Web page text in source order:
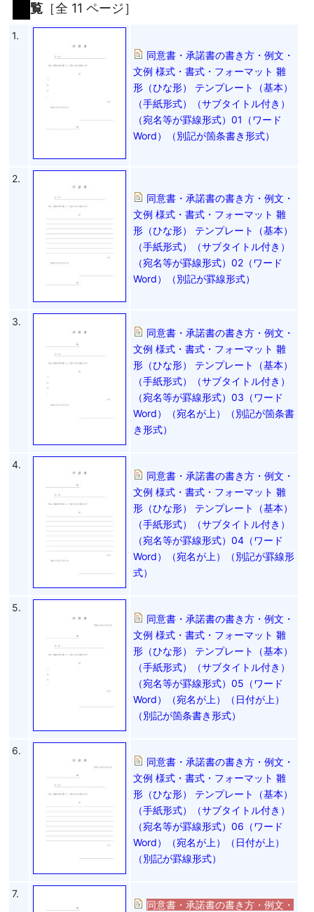
覧 ［全 11 ページ］
1.
同意書・承諾書の書き方・例文・
文例 様式・書式・フォーマット 雛
形（ひな形） テンプレート（基本）
（手紙形式）（サブタイトル付き）
（宛名等が罫線形式）01（ワード
Word）（別記が箇条書き形式）
2.
同意書・承諾書の書き方・例文・
文例 様式・書式・フォーマット 雛
形（ひな形） テンプレート（基本）
（手紙形式）（サブタイトル付き）
（宛名等が罫線形式）02（ワード
Word）（別記が罫線形式）
3.
同意書・承諾書の書き方・例文・
文例 様式・書式・フォーマット 雛
形（ひな形） テンプレート（基本）
（手紙形式）（サブタイトル付き）
（宛名等が罫線形式）03（ワード
Word）（宛名が上）（別記が箇条書
き形式）
4.
同意書・承諾書の書き方・例文・
文例 様式・書式・フォーマット 雛
形（ひな形） テンプレート（基本）
（手紙形式）（サブタイトル付き）
（宛名等が罫線形式）04（ワード
Word）（宛名が上）（別記が罫線形
式）
5.
同意書・承諾書の書き方・例文・
文例 様式・書式・フォーマット 雛
形（ひな形） テンプレート（基本）
（手紙形式）（サブタイトル付き）
（宛名等が罫線形式）05（ワード
Word）（宛名が上）（日付が上）
（別記が箇条書き形式）
6.
同意書・承諾書の書き方・例文・
文例 様式・書式・フォーマット 雛
形（ひな形） テンプレート（基本）
（手紙形式）（サブタイトル付き）
（宛名等が罫線形式）06（ワード
Word）（宛名が上）（日付が上）
（別記が罫線形式）
7.
同意書・承諾書の書き方・例文・